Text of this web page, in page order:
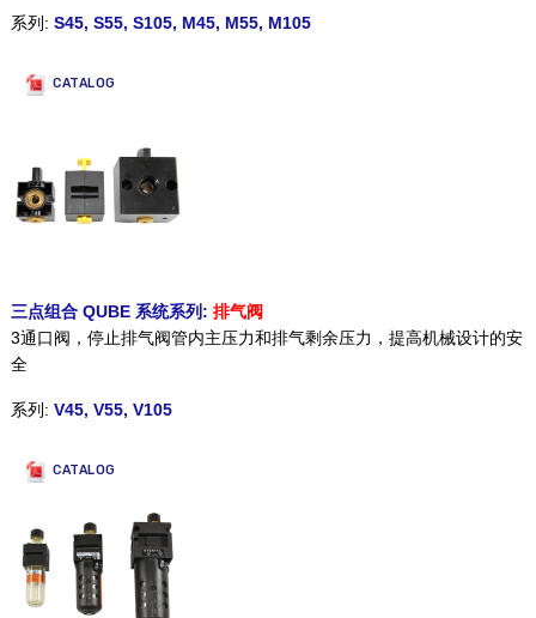
系列: S45, S55, S105, M45, M55, M105
CATALOG
三点组合 QUBE 系统系列:排气阀
3通口阀，停止排气阀管内主压力和排气剩余压力，提高机械设计的安
全
系列: V45, V55, V105
CATALOG